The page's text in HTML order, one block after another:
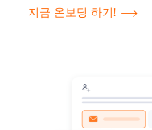
지금 온보딩 하기!